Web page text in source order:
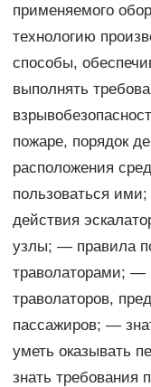
применяемого
технологию
способы,
выполнять
пожаре, порядок
расположения
пользоваться
действия
узлы; — правила
траволаторами; —
траволаторов,
пассажиров; —
уметь оказывать
знать требования